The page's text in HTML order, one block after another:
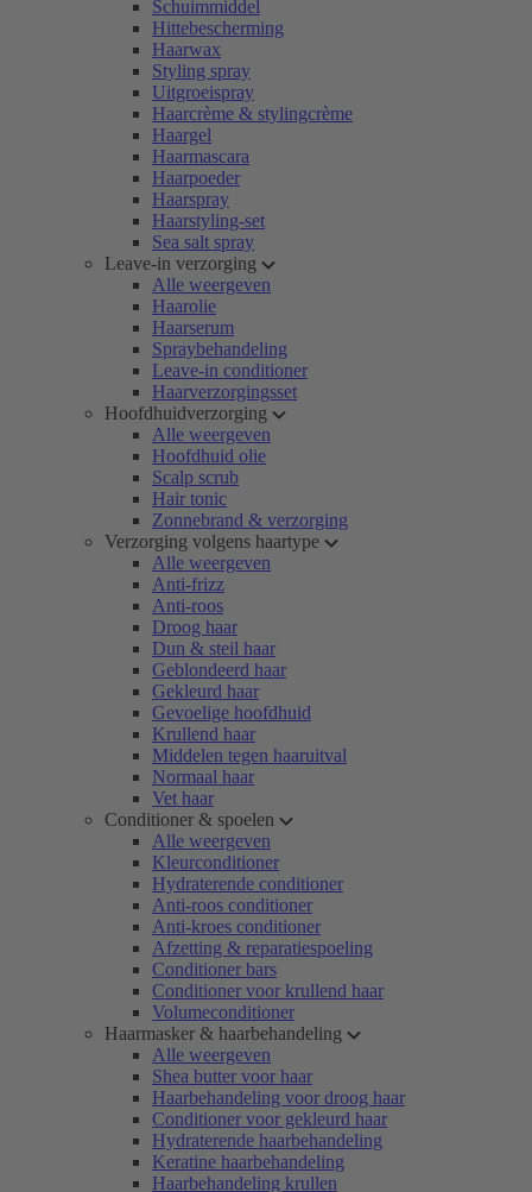
Schuimmiddel
Hittebescherming
Haarwax
Styling spray
Uitgroeispray
Haarcrème & stylingcrème
Haargel
Haarmascara
Haarpoeder
Haarspray
Haarstyling-set
Sea salt spray
Leave-in verzorging
Alle weergeven
Haarolie
Haarserum
Spraybehandeling
Leave-in conditioner
Haarverzorgingsset
Hoofdhuidverzorging
Alle weergeven
Hoofdhuid olie
Scalp scrub
Hair tonic
Zonnebrand & verzorging
Verzorging volgens haartype
Alle weergeven
Anti-frizz
Anti-roos
Droog haar
Dun & steil haar
Geblondeerd haar
Gekleurd haar
Gevoelige hoofdhuid
Krullend haar
Middelen tegen haaruitval
Normaal haar
Vet haar
Conditioner & spoelen
Alle weergeven
Kleurconditioner
Hydraterende conditioner
Anti-roos conditioner
Anti-kroes conditioner
Afzetting & reparatiespoeling
Conditioner bars
Conditioner voor krullend haar
Volumeconditioner
Haarmasker & haarbehandeling
Alle weergeven
Shea butter voor haar
Haarbehandeling voor droog haar
Conditioner voor gekleurd haar
Hydraterende haarbehandeling
Keratine haarbehandeling
Haarbehandeling krullen